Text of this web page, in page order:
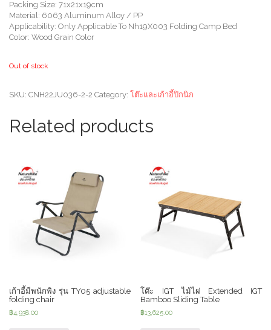
Packing Size: 71x21x19cm
Material: 6063 Aluminum Alloy / PP
Applicability: Only Applicable To Nh19X003 Folding Camp Bed
Color: Wood Grain Color
Out of stock
SKU: CNH22JU036-2-2 Category: โต๊ะและเก้าอี้ปิกนิก
Related products
เก้าอี้มีพนักพิง รุ่น TY05 adjustable
folding chair
฿4,938.00
โต๊ะ IGT ไม้ไผ่ Extended IGT
Bamboo Sliding Table
฿13,625.00